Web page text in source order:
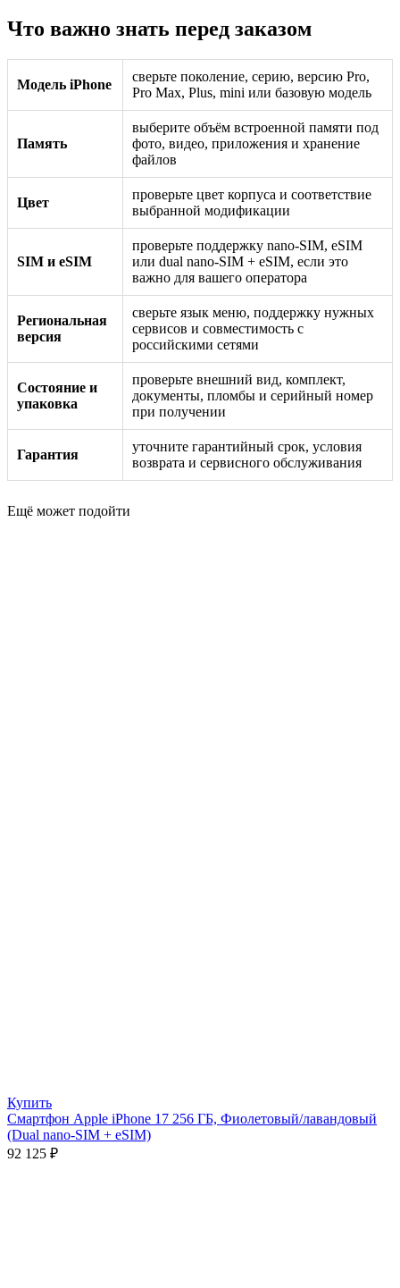
Что важно знать перед заказом
Модель iPhone
сверьте поколение, серию, версию Pro,
Pro Max, Plus, mini или базовую модель
Память
выберите объём встроенной памяти под
фото, видео, приложения и хранение
файлов
Цвет
проверьте цвет корпуса и соответствие
выбранной модификации
SIM и eSIM
проверьте поддержку nano-SIM, eSIM
или dual nano-SIM + eSIM, если это
важно для вашего оператора
Региональная
версия
сверьте язык меню, поддержку нужных
сервисов и совместимость с
российскими сетями
Состояние и
упаковка
проверьте внешний вид, комплект,
документы, пломбы и серийный номер
при получении
Гарантия
уточните гарантийный срок, условия
возврата и сервисного обслуживания
Ещё может подойти
Купить
Смартфон Apple iPhone 17 256 ГБ, Фиолетовый/лавандовый
(Dual nano-SIM + eSIM)
92 125 ₽